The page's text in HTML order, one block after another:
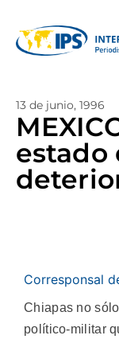
13 de junio, 1996
estado
Corresponsal
Chiapas no
político-militar